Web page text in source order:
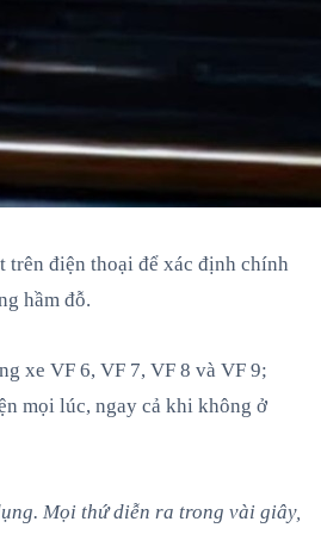
trên điện thoại để xác định chính
hầm đỗ.
xe VF 6, VF 7, VF 8 và VF 9;
mọi lúc, ngay cả khi không ở
Mọi thứ diễn ra trong vài giây,